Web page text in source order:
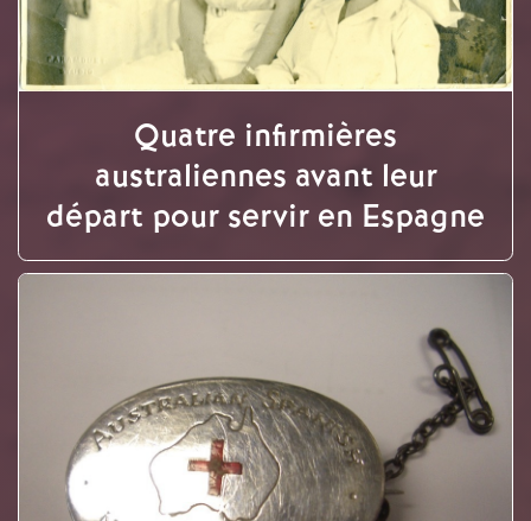
Quatre infirmières
australiennes avant leur
départ pour servir en Espagne